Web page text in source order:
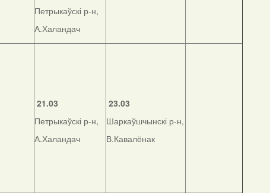
Петрыкаўскі р-н,
А.Халандач
21.03
Петрыкаўскі р-н,
А.Халандач
23.03
Шаркаўшчынскі р-н,
В.Кавалёнак